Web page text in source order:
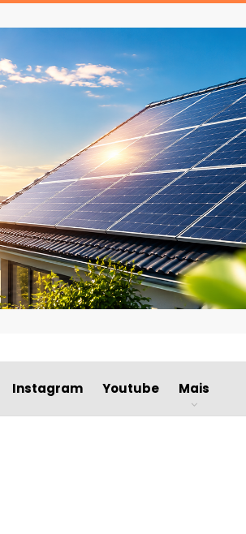
Instagram Youtube Mais